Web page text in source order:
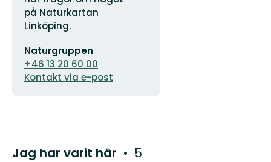
på Naturkartan
Linköping.
postadress
Naturgruppen
+46 13 20 60 00
Kontakt via e-post
Jag har varit här 5